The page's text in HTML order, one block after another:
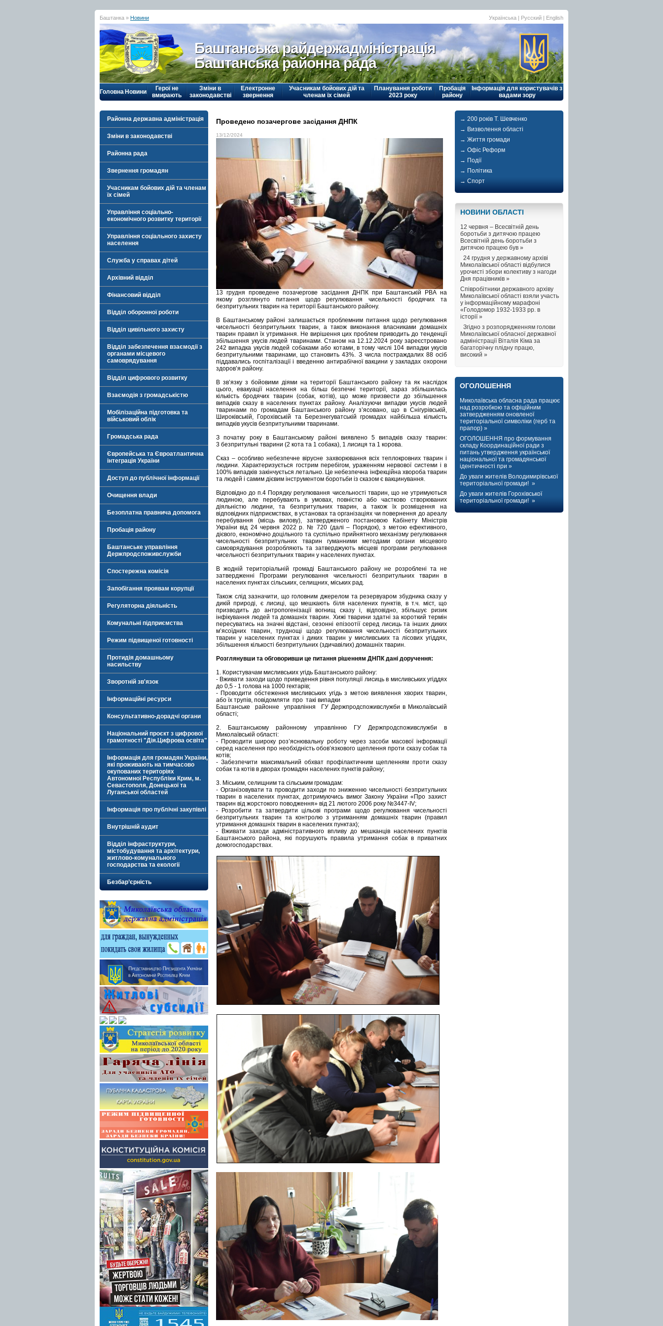
Баштанка » Новини Українська | Русский | English
Баштанська райдержадміністрація
Баштанська районна рада
Головна Новини
Герої не
вмирають
Зміни в
законодавстві
Електронне
звернення
Учасникам бойових дій та
членам їх сімей
Планування роботи
2023 року
Пробація
району
Інформація для користувачів з
вадами зору
Районна державна адміністрація
Зміни в законодавстві
Районна рада
Звернення громадян
Учасникам бойових дій та членам
їх сімей
Управління соціально-
економічного розвитку території
Управління соціального захисту
населення
Служба у справах дітей
Архівний відділ
Фінансовий відділ
Відділ оборонної роботи
Відділ цивільного захисту
Відділ забезпечення взаємодії з
органами місцевого
самоврядування
Відділ цифрового розвитку
Взаємодія з громадськістю
Мобілізаційна підготовка та
військовий облік
Громадська рада
Європейська та Євроатлантична
інтеграція України
Доступ до публічної інформації
Очищення влади
Безоплатна правнича допомога
Пробація району
Баштанське управління
Держпродспоживслужби
Спостережна комісія
Запобігання проявам корупції
Регуляторна діяльність
Комунальні підприємства
Режим підвищеної готовності
Протидія домашньому
насильству
Зворотній зв'язок
Інформаційні ресурси
Консультативно-дорадчі органи
Національний проєкт з цифрової
грамотності "Дія.Цифрова освіта"
Інформація для громадян України,
які проживають на тимчасово
окупованих територіях
Автономної Республіки Крим, м.
Севастополя, Донецької та
Луганської областей
Інформація про публічні закупівлі
Внутрішній аудит
Відділ інфраструктури,
містобудування та архітектури,
житлово-комунального
господарства та екології
Безбар’єрність
Проведено позачергове засідання ДНПК
13/12/2024
13 грудня проведене позачергове засідання ДНПК при Баштанській РВА на
якому розглянуто питання щодо регулювання чисельності бродячих та
безпритульних тварин на території Баштанського району.
В Баштанському районі залишається проблемним питання щодо регулювання
чисельності безпритульних тварин, а також виконання власниками домашніх
тварин правил їх утримання. Не вирішення цих проблем приводить до тенденції
збільшення укусів людей тваринами. Станом на 12.12.2024 року зареєстровано
242 випадка укусів людей собаками або котами, в тому числі 104 випадки укусів
безпритульними тваринами, що становить 43%. З числа постраждалих 88 осіб
піддавались госпіталізації і введенню антирабічної вакцини у закладах охорони
здоров’я району.
В зв’язку з бойовими діями на території Баштанського району та як наслідок
цього, евакуації населення на більш безпечні території, зараз збільшилась
кількість бродячих тварин (собак, котів), що може призвести до збільшення
випадків сказу в населених пунктах району. Аналізуючи випадки укусів людей
тваринами по громадам Баштанського району з’ясовано, що в Снігурівській,
Широківській, Горохівській та Березнегуватській громадах найбільша кількість
випадків укусів безпритульними тваринами.
З початку року в Баштанському районі виявлено 5 випадків сказу тварин:
3 безпритульні тварини (2 кота та 1 собака), 1 лисиця та 1 корова.
Сказ – особливо небезпечне вірусне захворювання всіх теплокровних тварин і
людини. Характеризується гострим перебігом, ураженням нервової системи і в
100% випадків закінчується летально. Це небезпечна інфекційна хвороба тварин
та людей і самим дієвим інструментом боротьби із сказом є вакцинування.
Відповідно до п.4 Порядку регулювання чисельності тварин, що не утримуються
людиною, але перебувають в умовах, повністю або частково створюваних
діяльністю людини, та безпритульних тварин, а також їх розміщення на
відповідних підприємствах, в установах та організаціях чи повернення до ареалу
перебування (місць вилову), затвердженого постановою Кабінету Міністрів
України від 24 червня 2022 р. № 720 (далі – Порядок), з метою ефективного,
дієвого, економічно доцільного та суспільно прийнятного механізму регулювання
чисельності безпритульних тварин гуманними методами органи місцевого
самоврядування розробляють та затверджують місцеві програми регулювання
чисельності безпритульних тварин у населених пунктах.
В жодній територіальній громаді Баштанського району не розроблені та не
затвердженні Програми регулювання чисельності безпритульних тварин в
населених пунктах сільських, селищних, міських рад.
Також слід зазначити, що головним джерелом та резервуаром збудника сказу у
дикій природі, є лисиці, що мешкають біля населених пунктів, в т.ч. міст, що
призводить до антропогенізації вогнищ сказу і, відповідно, збільшує ризик
інфікування людей та домашніх тварин. Хижі тварини здатні за короткий термін
пересуватись на значні відстані, сезонні епізоотії серед лисиць та інших диких
м’ясоїдних тварин, труднощі щодо регулювання чисельності безпритульних
тварин у населених пунктах і диких тварин у мисливських та лісових угіддях,
збільшення кількості безпритульних (здичавілих) домашніх тварин.
Розглянувши та обговоривши це питання рішенням ДНПК дані доручення:
1. Користувачам мисливських угідь Баштанського району:
- Вживати заходи щодо приведення рівня популяції лисиць в мисливських угіддях
до 0,5 - 1 голова на 1000 гектарів;
- Проводити обстеження мисливських угідь з метою виявлення хворих тварин,
або їх трупів, повідомляти про такі випадки
Баштанське районне управління ГУ Держпродспоживслужби в Миколаївській
області;
2. Баштанському районному управлінню ГУ Держпродспоживслужби в
Миколаївській області:
- Проводити широку роз’яснювальну роботу через засоби масової інформації
серед населення про необхідність обов’язкового щеплення проти сказу собак та
котів;
- Забезпечити максимальний обхват профілактичним щепленням проти сказу
собак та котів в дворах громадян населених пунктів району;
3. Міським, селищним та сільським громадам:
- Організовувати та проводити заходи по зниженню чисельності безпритульних
тварин в населених пунктах, дотримуючись вимог Закону України «Про захист
тварин від жорстокого поводження» від 21 лютого 2006 року №3447-ІV;
- Розробити та затвердити цільові програми щодо регулювання чисельності
безпритульних тварин та контролю з утриманням домашніх тварин (правил
утримання домашніх тварин в населених пунктах);
- Вживати заходи адміністративного впливу до мешканців населених пунктів
Баштанського района, які порушують правила утримання собак в приватних
домогосподарствах.
→ 200 років Т. Шевченко
→ Визволення області
→ Життя громади
→ Офіс Реформ
→ Події
→ Політика
→ Спорт
НОВИНИ ОБЛАСТI
12 червня – Всесвітній день
боротьби з дитячою працею
Всесвітній день боротьби з
дитячою працею був »
24 грудня у державному архіві
Миколаївської області відбулися
урочисті збори колективу з нагоди
Дня працівників »
Співробітники державного архіву
Миколаївської області взяли участь
у інформаційному марафоні
«Голодомор 1932-1933 рр. в
історії »
Згідно з розпорядженням голови
Миколаївської обласної державної
адміністрації Віталія Кіма за
багаторічну плідну працю,
високий »
ОГОЛОШЕННЯ
Миколаївська обласна рада працює
над розробкою та офіційним
затвердженням оновленої
територіальної символіки (герб та
прапор) »
ОГОЛОШЕННЯ про формування
складу Координаційної ради з
питань утвердження української
національної та громадянської
ідентичності при »
До уваги жителів Володимирівської
територіальної громади! »
До уваги жителів Горохівської
територіальної громади! »